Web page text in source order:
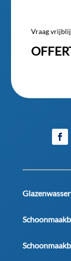
Vraag